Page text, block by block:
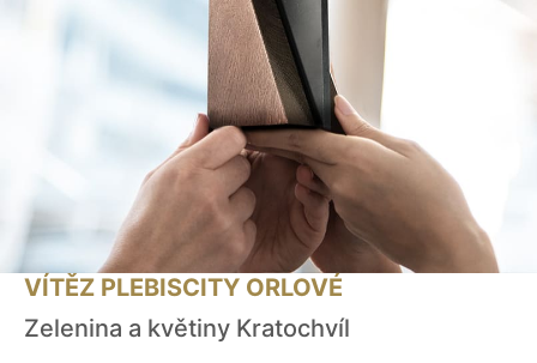
VÍTĚZ PLEBISCITY ORLOVÉ
Zelenina a květiny Kratochvíl